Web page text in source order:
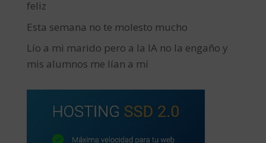
feliz
Esta semana no te molesto mucho
Lío a mi marido pero a la IA no la engaño y
mis alumnos me lían a mí